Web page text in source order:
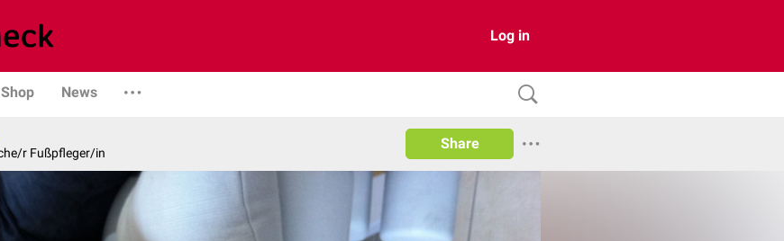
Log in
Shop News
r Fußpfleger/in
Share